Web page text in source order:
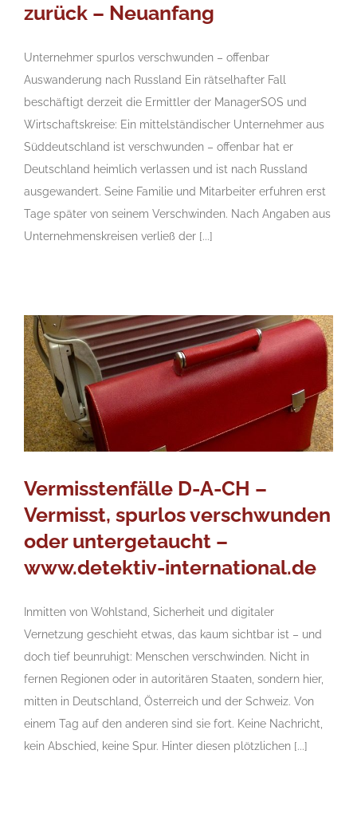
zurück – Neuanfang
Unternehmer spurlos verschwunden – offenbar
Auswanderung nach Russland Ein rätselhafter Fall
beschäftigt derzeit die Ermittler der ManagerSOS und
Wirtschaftskreise: Ein mittelständischer Unternehmer aus
Süddeutschland ist verschwunden – offenbar hat er
Deutschland heimlich verlassen und ist nach Russland
ausgewandert. Seine Familie und Mitarbeiter erfuhren erst
Tage später von seinem Verschwinden. Nach Angaben aus
Unternehmenskreisen verließ der [...]
Vermisstenfälle D-A-CH –
Vermisst, spurlos verschwunden
oder untergetaucht –
www.detektiv-international.de
Inmitten von Wohlstand, Sicherheit und digitaler
Vernetzung geschieht etwas, das kaum sichtbar ist – und
doch tief beunruhigt: Menschen verschwinden. Nicht in
fernen Regionen oder in autoritären Staaten, sondern hier,
mitten in Deutschland, Österreich und der Schweiz. Von
einem Tag auf den anderen sind sie fort. Keine Nachricht,
kein Abschied, keine Spur. Hinter diesen plötzlichen [...]